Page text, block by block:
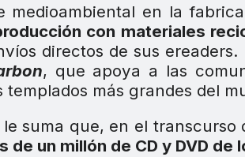
medioambiental en la
con materiales
directos de sus
, que apoya a las
templados más grandes del
le suma que, en el
de un millón de CD y DVD